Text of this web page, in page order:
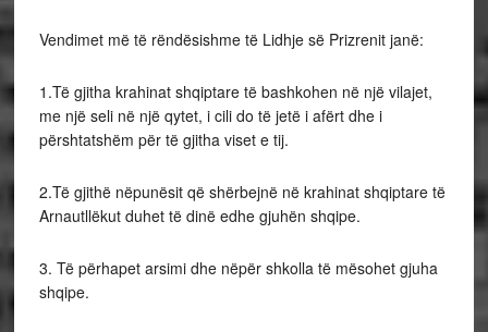
Vendimet më të rëndësishme të Lidhje së Prizrenit janë:
1.Të gjitha krahinat shqiptare të bashkohen në një vilajet,
me një seli në një qytet, i cili do të jetë i afërt dhe i
përshtatshëm për të gjitha viset e tij.
2.Të gjithë nëpunësit që shërbejnë në krahinat shqiptare të
Arnautllëkut duhet të dinë edhe gjuhën shqipe.
3. Të përhapet arsimi dhe nëpër shkolla të mësohet gjuha
shqipe.